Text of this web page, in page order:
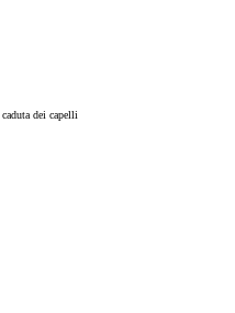
dei capelli